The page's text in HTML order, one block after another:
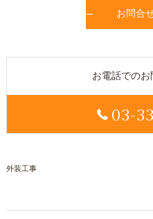
お問合
お電話でのお
03-
外装工事